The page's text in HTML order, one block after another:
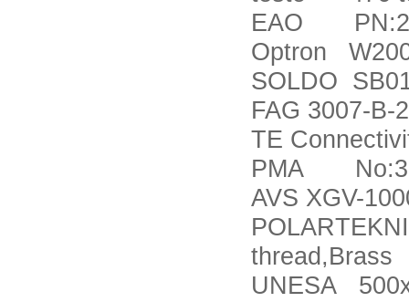
EAO
Optron
SOLDO
FAG 3007-B-
TE
PMA
AVS XGV-
thread,Brass
UNESA